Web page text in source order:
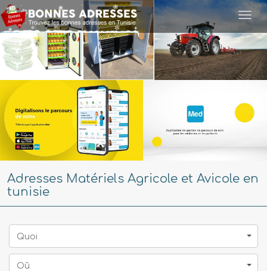
Adresses Matériels Agricole et Avicole en
tunisie
Quoi
Oû